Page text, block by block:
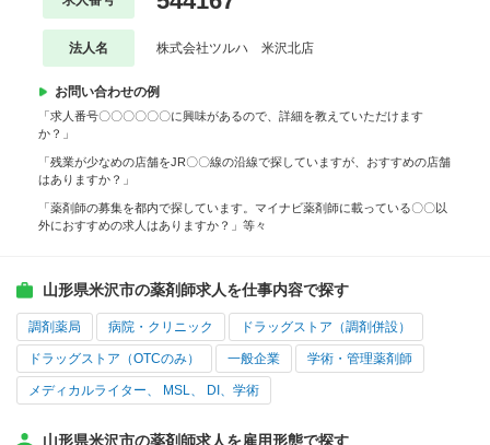
法人名 株式会社ツルハ 米沢北店
お問い合わせの例
「求人番号〇〇〇〇〇〇に興味があるので、詳細を教えていただけます
か？」
「残業が少なめの店舗をJR〇〇線の沿線で探していますが、おすすめの店舗
はありますか？」
「薬剤師の募集を都内で探しています。マイナビ薬剤師に載っている〇〇以
外におすすめの求人はありますか？」等々
山形県米沢市の薬剤師求人を仕事内容で探す
調剤薬局 病院・クリニック ドラッグストア（調剤併設）
ドラッグストア（OTCのみ） 一般企業 学術・管理薬剤師
メディカルライター、 MSL、 DI、学術
山形県米沢市の薬剤師求人を雇用形態で探す